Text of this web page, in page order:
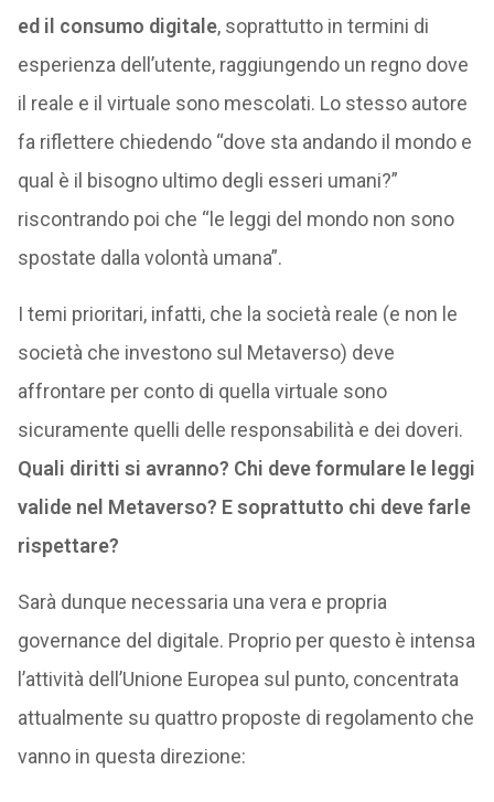
ed il consumo digitale, soprattutto in termini di
esperienza dell’utente, raggiungendo un regno dove
il reale e il virtuale sono mescolati. Lo stesso autore
fa riflettere chiedendo “dove sta andando il mondo e
qual è il bisogno ultimo degli esseri umani?”
riscontrando poi che “le leggi del mondo non sono
spostate dalla volontà umana”.
I temi prioritari, infatti, che la società reale (e non le
società che investono sul Metaverso) deve
affrontare per conto di quella virtuale sono
sicuramente quelli delle responsabilità e dei doveri.
Quali diritti si avranno? Chi deve formulare le leggi
valide nel Metaverso? E soprattutto chi deve farle
rispettare?
Sarà dunque necessaria una vera e propria
governance del digitale. Proprio per questo è intensa
l’attività dell’Unione Europea sul punto, concentrata
attualmente su quattro proposte di regolamento che
vanno in questa direzione: